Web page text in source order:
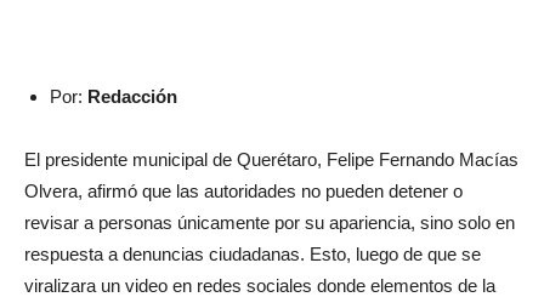
Por: Redacción
El presidente municipal de Querétaro, Felipe Fernando Macías
Olvera, afirmó que las autoridades no pueden detener o
revisar a personas únicamente por su apariencia, sino solo en
respuesta a denuncias ciudadanas. Esto, luego de que se
viralizara un video en redes sociales donde elementos de la